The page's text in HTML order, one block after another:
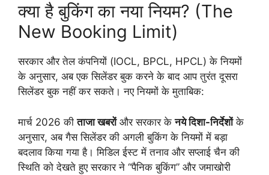
​क्या है बुकिंग का नया नियम? (The
New Booking Limit)
​सरकार और तेल कंपनियों (IOCL, BPCL, HPCL) के नियमों
के अनुसार, अब एक सिलेंडर बुक करने के बाद आप तुरंत दूसरा
सिलेंडर बुक नहीं कर सकते। नए नियमों के मुताबिक:
मार्च 2026 कीताजा खबरोंऔर सरकार केनये दिशा-निर्देशोंके
अनुसार, अब गैस सिलेंडर की अगली बुकिंग के नियमों में बड़ा
बदलाव किया गया है। मिडिल ईस्ट में तनाव और सप्लाई चैन की
स्थिति को देखते हुए सरकार ने “पैनिक बुकिंग” और जमाखोरी